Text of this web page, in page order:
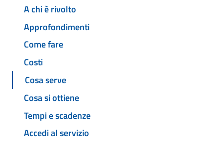
A chi è rivolto
Approfondimenti
Come fare
Costi
Cosa serve
Cosa si ottiene
Tempi e scadenze
Accedi al servizio